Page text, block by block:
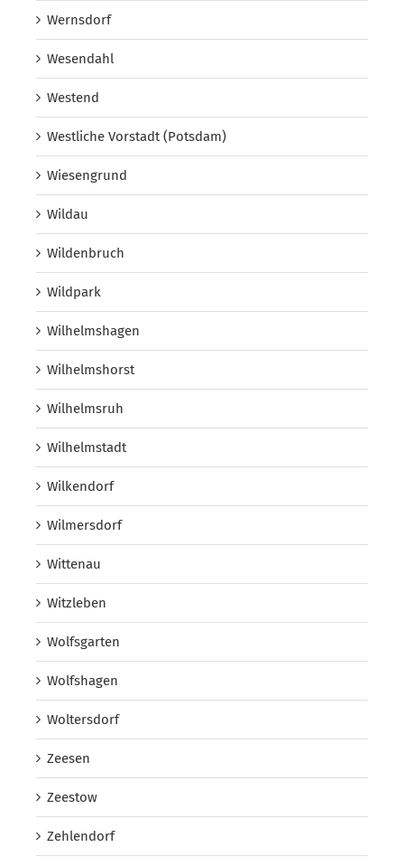
Wernsdorf
Wesendahl
Westend
Westliche Vorstadt (Potsdam)
Wiesengrund
Wildau
Wildenbruch
Wildpark
Wilhelmshagen
Wilhelmshorst
Wilhelmsruh
Wilhelmstadt
Wilkendorf
Wilmersdorf
Wittenau
Witzleben
Wolfsgarten
Wolfshagen
Woltersdorf
Zeesen
Zeestow
Zehlendorf